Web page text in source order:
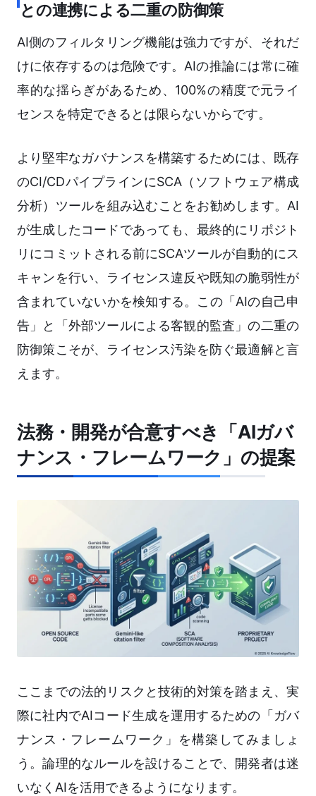
との連携による二重の防御策
AI側のフィルタリング機能は強力ですが、それだ
けに依存するのは危険です。AIの推論には常に確
率的な揺らぎがあるため、100%の精度で元ライ
センスを特定できるとは限らないからです。
より堅牢なガバナンスを構築するためには、既存
のCI/CDパイプラインにSCA（ソフトウェア構成
分析）ツールを組み込むことをお勧めします。AI
が生成したコードであっても、最終的にリポジト
リにコミットされる前にSCAツールが自動的にス
キャンを行い、ライセンス違反や既知の脆弱性が
含まれていないかを検知する。この「AIの自己申
告」と「外部ツールによる客観的監査」の二重の
防御策こそが、ライセンス汚染を防ぐ最適解と言
えます。
法務・開発が合意すべき「AIガバ
ナンス・フレームワーク」の提案
ここまでの法的リスクと技術的対策を踏まえ、実
際に社内でAIコード生成を運用するための「ガバ
ナンス・フレームワーク」を構築してみましょ
う。論理的なルールを設けることで、開発者は迷
いなくAIを活用できるようになります。